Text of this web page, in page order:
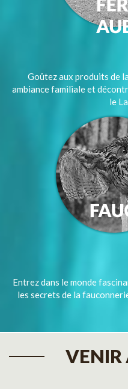
Goûtez aux produits de
ambiance familiale et
le
Entrez dans le monde
les secrets de la
VENIR